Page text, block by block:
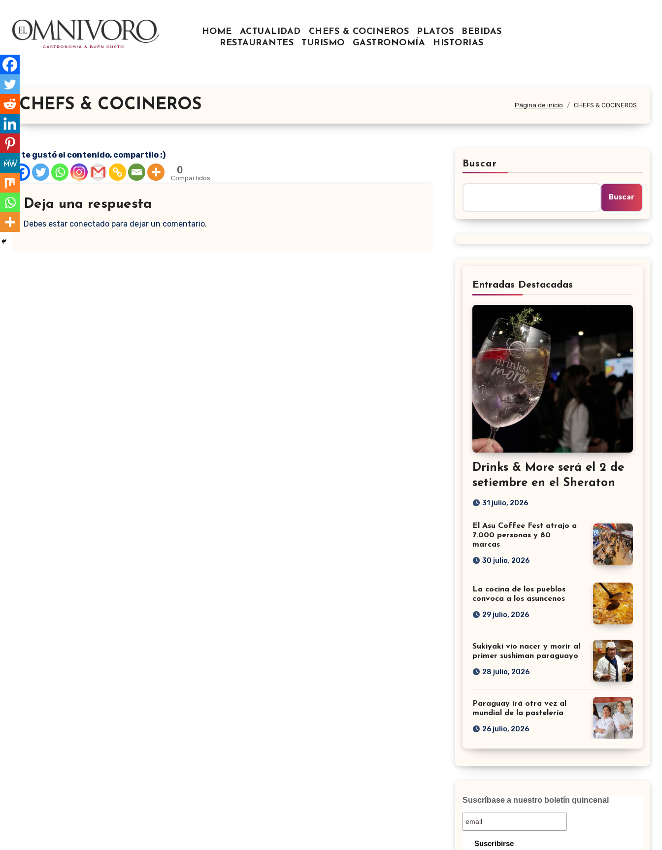
contenido
HOME ACTUALIDAD CHEFS & COCINEROS PLATOS
BEBIDAS
RESTAURANTES
TURISMO GASTRONOMÍA HISTORIAS
CHEFS & COCINEROS Página de inicio CHEFS & COCINEROS
Si te gustó el contenido, compartilo :)
0
Compartidos
Deja una respuesta
Debes estar conectado para dejar un comentario.
Buscar
Buscar
Entradas Destacadas
Drinks & More será el 2 de
setiembre en el Sheraton
31 julio, 2026
El Asu Coffee Fest atrajo a
7.000 personas y 80
marcas
30 julio, 2026
La cocina de los pueblos
convoca a los asuncenos
29 julio, 2026
Sukiyaki vio nacer y morir al
primer sushiman paraguayo
28 julio, 2026
Paraguay irá otra vez al
mundial de la pastelería
26 julio, 2026
Suscríbase a nuestro boletín quincenal